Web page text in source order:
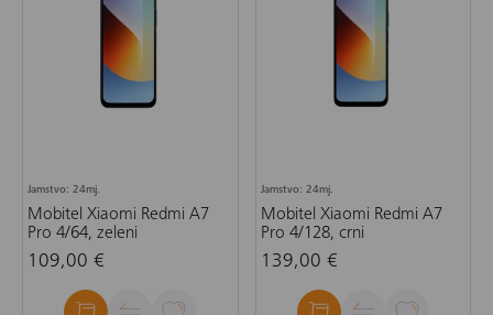
Jamstvo: 24mj.
Mobitel Xiaomi Redmi A7
Pro 4/64, zeleni
109,00 €
Jamstvo: 24mj.
Mobitel Xiaomi Redmi A7
Pro 4/128, crni
139,00 €